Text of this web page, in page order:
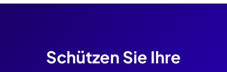
Schützen Sie Ihre